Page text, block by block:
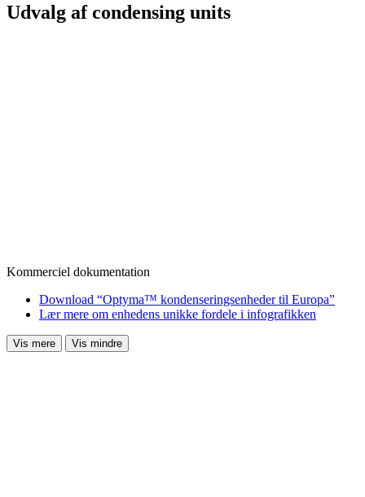
Udvalg af condensing units
Kommerciel dokumentation
Download “Optyma™ kondenseringsenheder til Europa”
Lær mere om enhedens unikke fordele i infografikken
Vis mere Vis mindre